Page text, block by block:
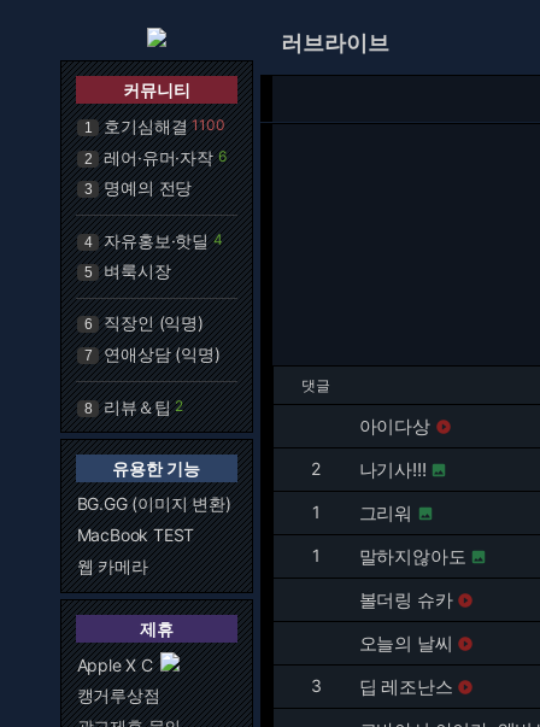
커뮤니티
1 호기심해결 1100
2 레어·유머·자작 6
3 명예의 전당
4 자유홍보·핫딜 4
5 벼룩시장
6 직장인 (익명)
7 연애상담 (익명)
8 리뷰＆팁 2
유용한 기능
BG.GG (이미지 변환)
MacBook TEST
웹 카메라
제휴
Apple X C
캥거루상점
러브라이브
댓글
아이다상 
2 나기사!!! 
1 그리워 
1 말하지않아도 
볼더링 슈카 
오늘의 날씨 
3 딥 레조난스 